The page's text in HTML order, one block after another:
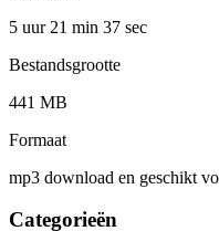
5 uur 21 min 37 sec
Bestandsgrootte
441 MB
Formaat
mp3 download en geschikt
Categorieën